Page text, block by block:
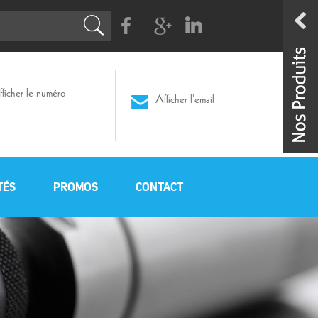
Facebook
G+ Linkedin
le numéro
Afficher l'email
PROMOS CONTACT